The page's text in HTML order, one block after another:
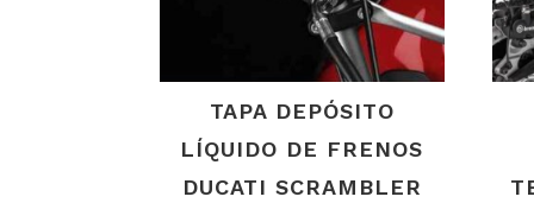
TAPA DEPÓSITO
LÍQUIDO DE FRENOS
DUCATI SCRAMBLER